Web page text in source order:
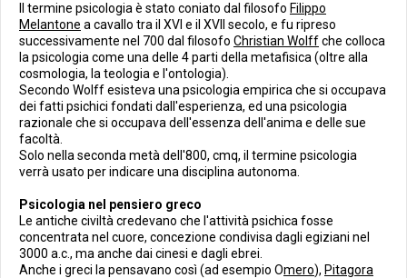
Il termine psicologia è stato coniato dal filosofo Filippo
Melantone a cavallo tra il XVI e il XVII secolo, e fu ripreso
successivamente nel 700 dal filosofo Christian Wolffche colloca
la psicologia come una delle 4 parti della metafisica (oltre alla
cosmologia, la teologia e l'ontologia).
Secondo Wolff esisteva una psicologia empirica che si occupava
dei fatti psichici fondati dall'esperienza, ed una psicologia
razionale che si occupava dell'essenza dell'anima e delle sue
facoltà.
Solo nella seconda metà dell'800, cmq, il termine psicologia
verrà usato per indicare una disciplina autonoma.
Psicologia nel pensiero greco
Le antiche civiltà credevano che l'attività psichica fosse
concentrata nel cuore, concezione condivisa dagli egiziani nel
3000 a.c., ma anche dai cinesi e dagli ebrei.
Anche i greci la pensavano così (ad esempio Omero), Pitagora